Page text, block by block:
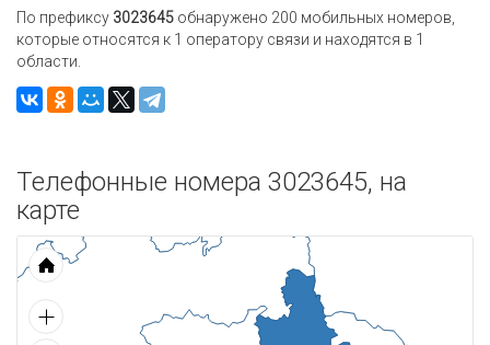
По префиксу 3023645 обнаружено 200 мобильных номеров,
которые относятся к 1 оператору связи и находятся в 1
области.
Телефонные номера 3023645, на
карте